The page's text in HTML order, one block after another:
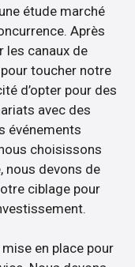
étude marché
Après
les canaux de
toucher notre
d’opter pour des
avec des
événements
choisissons
nous devons de
ciblage pour
en place pour